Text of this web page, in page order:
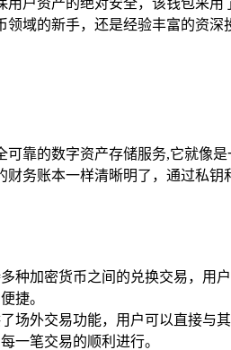
域的新手，还是经验丰富的资深
可靠的数字资产存储服务,它就像
财务账本一样清晰明了，通过私
种加密货币之间的兑换交易，用
捷。
场外交易功能，用户可以直接与
一笔交易的顺利进行。